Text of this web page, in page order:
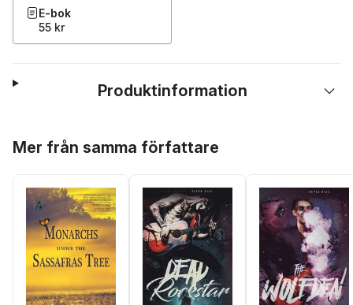
E-bok
55 kr
Produktinformation
Mer från samma författare